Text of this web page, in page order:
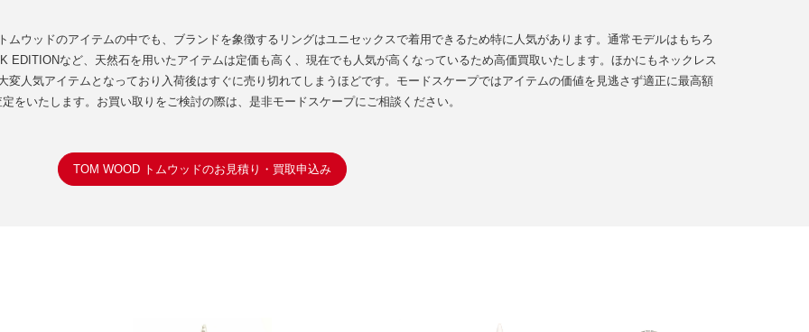
ウッドのアイテムの中でも、ブランドを象徴するリングはユニセックスで着用できるため特に人気があります。通常モデルはもちろ
EDITIONなど、天然石を用いたアイテムは定価も高く、現在でも人気が高くなっているため高価買取いたします。ほかにもネックレス
人気アイテムとなっており入荷後はすぐに売り切れてしまうほどです。モードスケープではアイテムの価値を見逃さず適正に最高額
をいたします。お買い取りをご検討の際は、是非モードスケープにご相談ください。
TOM WOOD トムウッドのお見積り・買取申込み